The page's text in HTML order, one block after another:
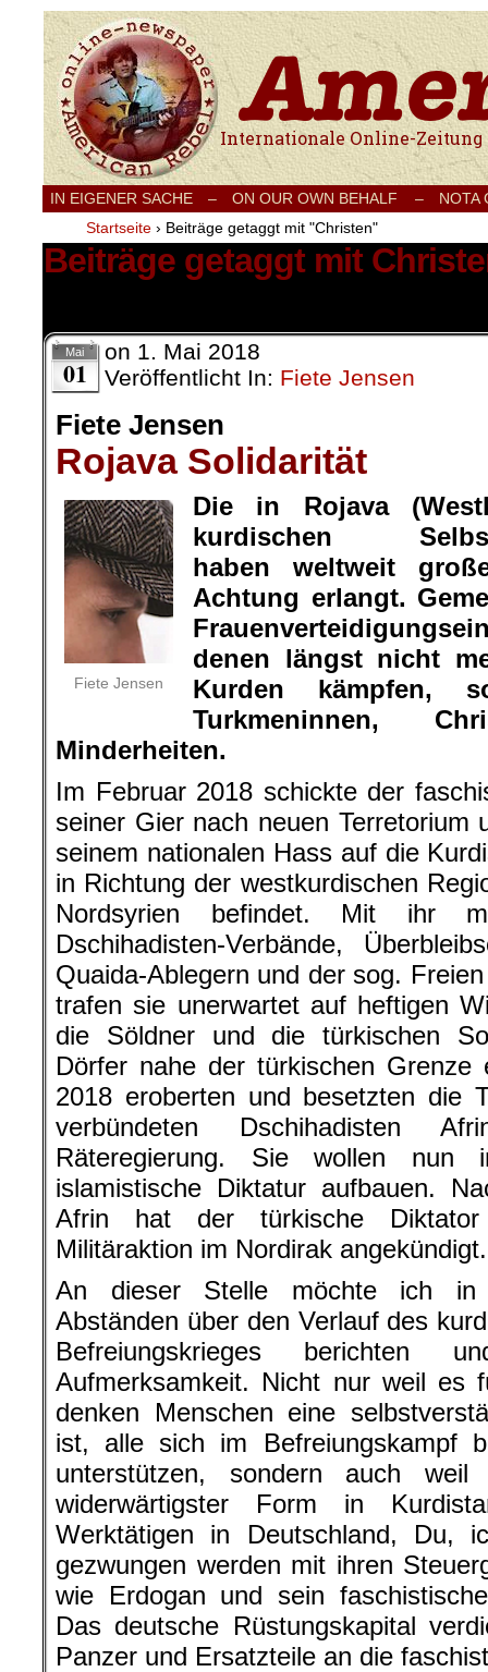
Internationale Onlinezeitung für Frieden,
IN EIGENER SACHE – ON OUR OWN BEHALF –
NOTA
Startseite › Beiträge getaggt mit "Christen"
Beiträge getaggt mit
Mai
01
on 1. Mai 2018
Veröffentlicht In: Fiete Jensen
Fiete Jensen
Rojava Solidarität
Fiete Jensen
Die in Rojava
kurdischen
haben weltweit
Achtung erlangt.
denen längst nicht
Kurden kämpfen,
Turkmeninnen,
Minderheiten.
Im Februar 2018 schickte der
seiner Gier nach neuen Terretorium
seinem nationalen Hass auf die
in Richtung der westkurdischen
Nordsyrien befindet. Mit ihr
Dschihadisten-Verbände,
Quaida-Ablegern und der sog.
trafen sie unerwartet auf heftigen
die Söldner und die türkischen
Dörfer nahe der türkischen Grenze
2018 eroberten und besetzten die
verbündeten Dschihadisten
Räteregierung. Sie wollen nun
islamistische Diktatur aufbauen.
Afrin hat der türkische
Militäraktion im Nordirak angekündigt.
An dieser Stelle möchte ich in
Abständen über den Verlauf des
Befreiungskrieges
Aufmerksamkeit. Nicht nur weil es
denken Menschen eine
ist, alle sich im Befreiungskampf
unterstützen, sondern auch
widerwärtigster Form in
Werktätigen in Deutschland, Du,
gezwungen werden mit ihren
wie Erdogan und sein
Das deutsche Rüstungskapital
Panzer und Ersatzteile an die